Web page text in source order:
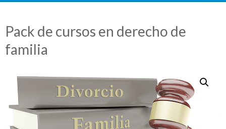
Pack de cursos en derecho de
familia